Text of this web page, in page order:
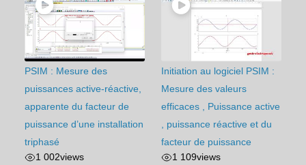
PSIM : Mesure des
puissances active-réactive,
apparente du facteur de
puissance d’une installation
triphasé
1 002views
Initiation au logiciel PSIM :
Mesure des valeurs
efficaces , Puissance active
, puissance réactive et du
facteur de puissance
1 109views